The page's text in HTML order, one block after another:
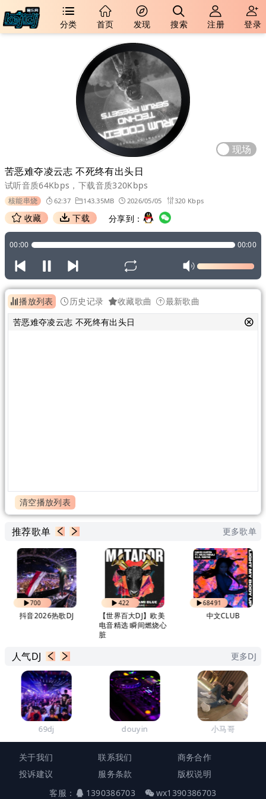
分类 首页 发现 搜索 注册 登录
现场
苦恶难夺凌云志 不死终有出头日
试听音质64Kbps，下载音质320Kbps
核能串烧 62:37 143.35MB 2026/05/05 320 Kbps
收藏 下载 分享到：
00:00 00:00
播放列表 历史记录 收藏歌曲
最新歌曲
苦恶难夺凌云志 不死终有出头日
清空播放列表
推荐歌单 更多歌单
700
抖音2026热歌DJ
422
【世界百大DJ】欧美
电音精选 瞬间燃烧心
脏
68491
中文CLUB
人气DJ 更多DJ
69dj douyin 小马哥
关于我们 联系我们
商务合作
投诉建议
服务条款
版权说明
客服：
1390386703 wx1390386703